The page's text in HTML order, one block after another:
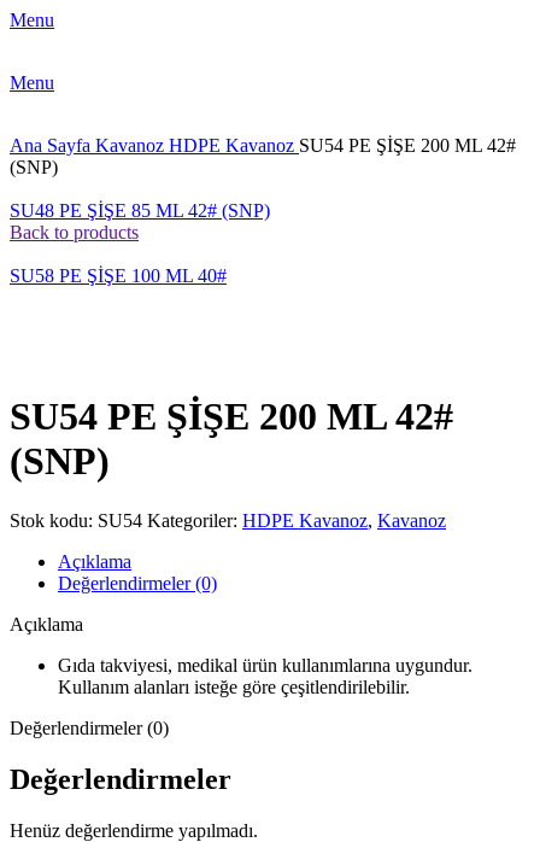
Menu
Menu
Ana Sayfa Kavanoz HDPE Kavanoz SU54 PE ŞİŞE 200 ML 42#
(SNP)
SU48 PE ŞİŞE 85 ML 42# (SNP)
Back to products
SU58 PE ŞİŞE 100 ML 40#
SU54 PE ŞİŞE 200 ML 42#
(SNP)
Stok kodu: SU54 Kategoriler: HDPE Kavanoz, Kavanoz
Açıklama
Değerlendirmeler (0)
Açıklama
Gıda takviyesi, medikal ürün kullanımlarına uygundur.
Kullanım alanları isteğe göre çeşitlendirilebilir.
Değerlendirmeler (0)
Değerlendirmeler
Henüz değerlendirme yapılmadı.